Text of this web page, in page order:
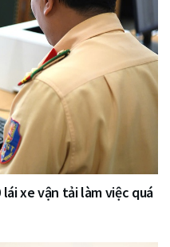
lái xe vận tải làm việc quá